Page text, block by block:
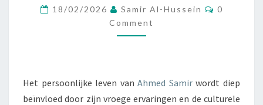
VOETBALINITIATIE
18/02/2026 Samir Al-Hussein Comments
0
Comment
Het persoonlijke leven vanAhmed Samirwordt diep
beïnvloed door zijn vroege ervaringen en de culturele